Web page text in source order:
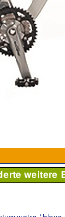
weitere